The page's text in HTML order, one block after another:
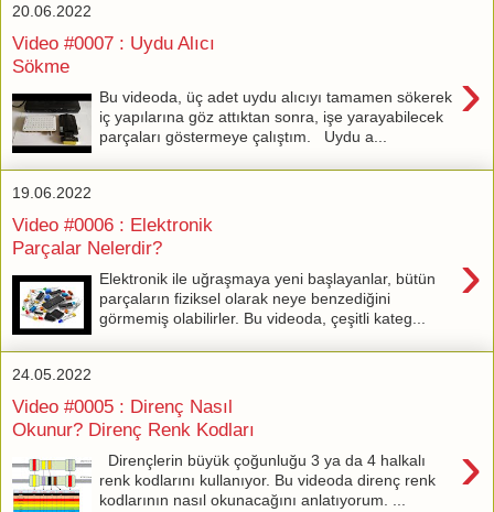
20.06.2022
Video #0007 : Uydu Alıcı
Sökme
›
Bu videoda, üç adet uydu alıcıyı tamamen sökerek
iç yapılarına göz attıktan sonra, işe yarayabilecek
parçaları göstermeye çalıştım. Uydu a...
19.06.2022
Video #0006 : Elektronik
Parçalar Nelerdir?
›
Elektronik ile uğraşmaya yeni başlayanlar, bütün
parçaların fiziksel olarak neye benzediğini
görmemiş olabilirler. Bu videoda, çeşitli kateg...
24.05.2022
Video #0005 : Direnç Nasıl
Okunur? Direnç Renk Kodları
›
Dirençlerin büyük çoğunluğu 3 ya da 4 halkalı
renk kodlarını kullanıyor. Bu videoda direnç renk
kodlarının nasıl okunacağını anlatıyorum. ...